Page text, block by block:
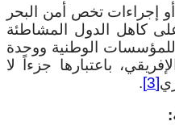
إجراءات تخص أمن البحر
كاهل الدول المشاطئة
الوطنية ووحدة
باعتبارها جزءاً لا
[3]
.